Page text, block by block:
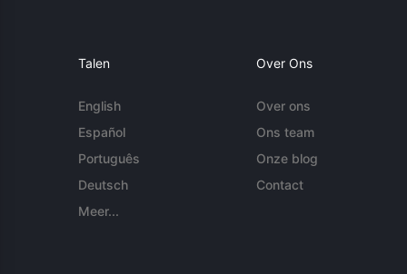
Talen
English
Español
Português
Deutsch
Meer...
Over Ons
Over ons
Ons team
Onze blog
Contact